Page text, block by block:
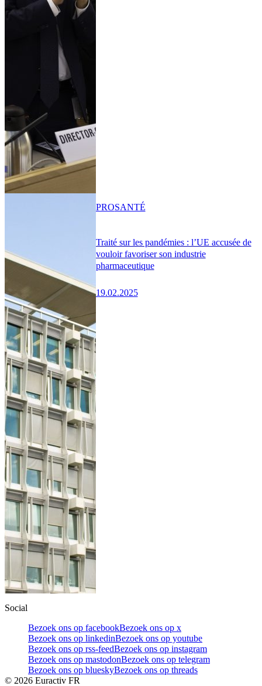
Traité sur les pandémies : l’UE accusée de
vouloir favoriser son industrie
pharmaceutique
19.02.2025
PROSANTÉ
Social
Bezoek ons op facebookBezoek ons op x
Bezoek ons op linkedinBezoek ons op youtube
Bezoek ons op rss-feedBezoek ons op instagram
Bezoek ons op mastodonBezoek ons op telegram
Bezoek ons op blueskyBezoek ons op threads
© 2026 Euractiv FR